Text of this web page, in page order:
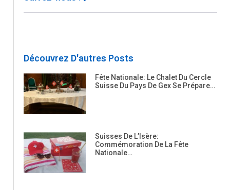
Découvrez D'autres Posts
Fête Nationale: Le Chalet Du Cercle
Suisse Du Pays De Gex Se Prépare…
Suisses De L’Isère:
Commémoration De La Fête
Nationale…